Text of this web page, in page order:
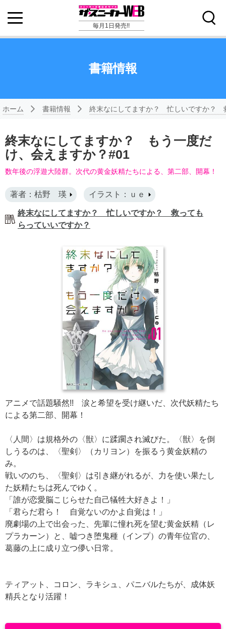
毎月1日発売!!
書籍情報
ホーム 書籍情報 終末なにしてますか？ 忙しいですか？
終末なにしてますか？ もう一度だ
け、会えますか？#01
数年後の浮遊大陸群。次代の黄金妖精たちによる、第二部、開幕！
著者：枯野 瑛 イラスト：ｕｅ
終末なにしてますか？ 忙しいですか？ 救っても
らっていいですか？
アニメで話題騒然!! 涙と希望を受け継いだ、次代妖精たち
による第二部、開幕！
〈人間〉は規格外の〈獣〉に蹂躙され滅びた。〈獣〉を倒
しうるのは、〈聖剣〉（カリヨン）を振るう黄金妖精の
み。
戦いののち、〈聖剣〉は引き継がれるが、力を使い果たし
た妖精たちは死んでゆく。
「誰が恋愛脳こじらせた自己犠牲大好きよ！」
「君らだ君ら！ 自覚ないのかよ自覚は！」
廃劇場の上で出会った、先輩に憧れ死を望む黄金妖精（レ
プラカーン）と、嘘つき堕鬼種（インプ）の青年位官の、
葛藤の上に成り立つ儚い日常。
ティアット、コロン、ラキシュ、パニバルたちが、成体妖
精兵となり活躍！